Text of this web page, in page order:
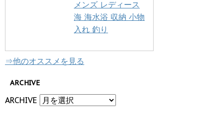
メンズ レディース
海 海水浴 収納 小物
入れ 釣り
⇒他のオススメを見る
ARCHIVE
ARCHIVE